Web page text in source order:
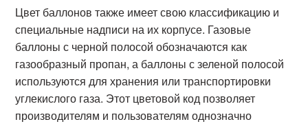
Цвет баллонов также имеет свою классификацию и
специальные надписи на их корпусе. Газовые
баллоны с черной полосой обозначаются как
газообразный пропан, а баллоны с зеленой полосой
используются для хранения или транспортировки
углекислого газа. Этот цветовой код позволяет
производителям и пользователям однозначно